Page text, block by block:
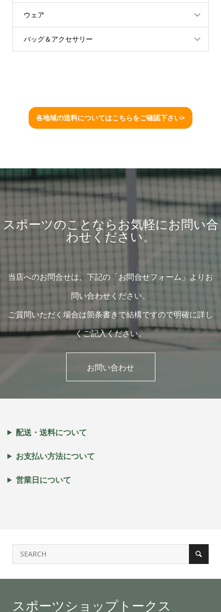
ウェア
バッグ＆アクセサリー
各地域の送料についてはこちらをご確認下さい>
スポーツのことならお気軽にお問い合
わせください。
当店へのお問合せは、下記の「お問合せフォーム」よりお
問い合わせください。
ご質問いただく場合は箇条書きで結構ですので明確に詳し
くご記入ください。
お問い合わせ
配送・送料について
お支払い方法について
営業日について
スポーツショップトークス